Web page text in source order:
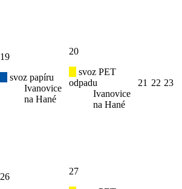
19
svoz papíru
Ivanovice
na Hané
20
svoz PET
odpadu
Ivanovice
na Hané
21 22 23
26
27